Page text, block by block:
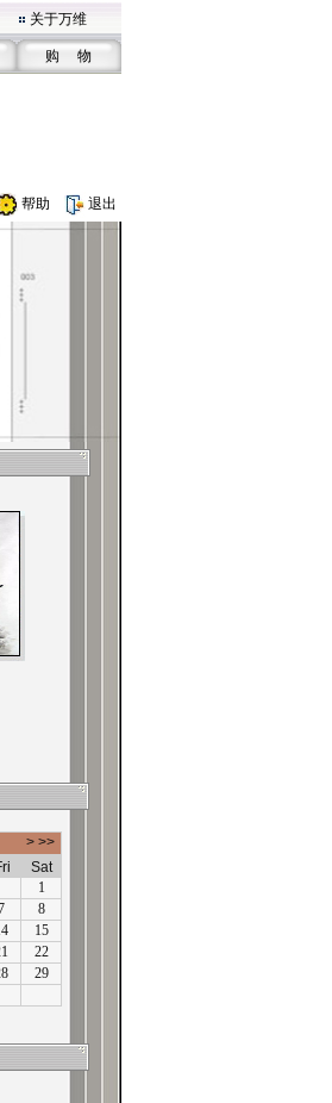
关于万维
购 物
帮助 退出